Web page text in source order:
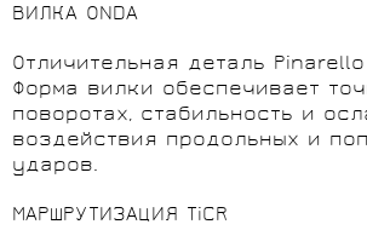
ВИЛКА ONDA
Отличительная деталь
Форма вилки обеспечивает
поворотах, стабильность и
воздействия продольных и
ударов.
МАРШРУТИЗАЦИЯ TiCR